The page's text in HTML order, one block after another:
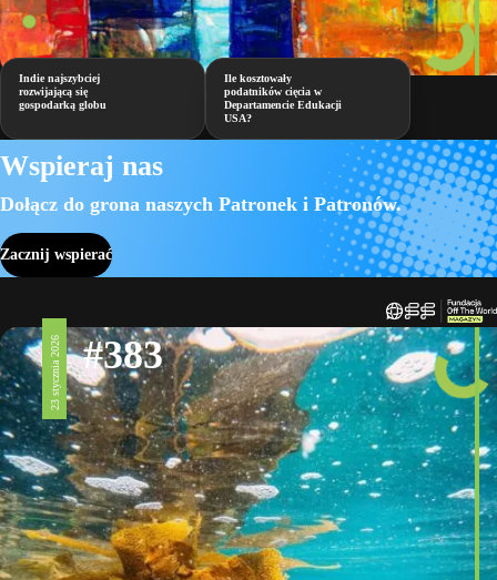
Indie najszybciej
rozwijającą się
gospodarką globu
Ile kosztowały
podatników cięcia w
Departamencie Edukacji
USA?
Wspieraj nas
Dołącz do grona naszych Patronek i Patronów.
Zacznij wspierać
23 stycznia 2026 #383